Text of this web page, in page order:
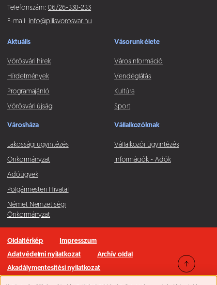
Telefonszám: 06/26-330-233
E-mail: info@pilisvorosvar.hu
Aktuális
Vörösvári hírek
Hírdetmények
Programajánló
Vörösvári újság
Vásorunk élete
Városinformáció
Vendéglátás
Kultúra
Sport
Városháza
Lakossági ügyintézés
Önkormányzat
Adóügyek
Polgármesteri Hivatal
Német Nemzetiségi
Önkormányzat
Vállalkozóknak
Vállalkozói ügyintézés
Információk - Adók
Oldaltérkép
Impresszum
Adatvédelmi nyilatkozat
Archív oldal
Akadálymentesítési nyilatkozat